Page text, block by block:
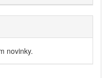
novinky.